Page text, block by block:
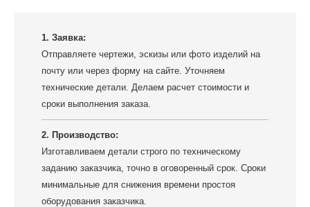
1. Заявка:
Отправляете чертежи, эскизы или фото изделий на
почту или через форму на сайте. Уточняем
технические детали. Делаем расчет стоимости и
сроки выполнения заказа.
2. Производство:
Изготавливаем детали строго по техническому
заданию заказчика, точно в оговоренный срок. Сроки
минимальные для снижения времени простоя
оборудования заказчика.